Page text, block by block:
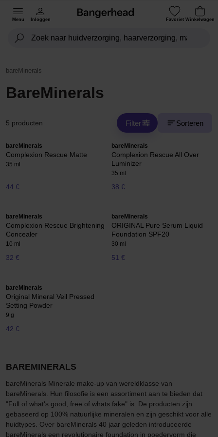
Menu Inloggen Favoriet Winkelwagen
bareMinerals
BareMinerals
5 producten Filter Sorteren
bareMinerals
Complexion Rescue Matte
35 ml
44 €
bareMinerals
Complexion Rescue All Over
Luminizer
35 ml
38 €
bareMinerals
Complexion Rescue Brightening
Concealer
10 ml
32 €
bareMinerals
ORIGINAL Pure Serum Liquid
Foundation SPF20
30 ml
51 €
bareMinerals
Original Mineral Veil Pressed
Setting Powder
9 g
42 €
BAREMINERALS
bareMinerals Minerale make-up van wereldklasse van
bareMinerals. Hun filosofie is een assortiment aan te bieden dat
"Full of what's good, free of whats fake" is. De producten zijn
gebaseerd op 100% natuurlijke mineralen en zijn geschikt voor alle
huidtypes. Over bareMinerals 40 jaar geleden introduceerde
bareMinerals een revolutionaire foundation in poedervorm die